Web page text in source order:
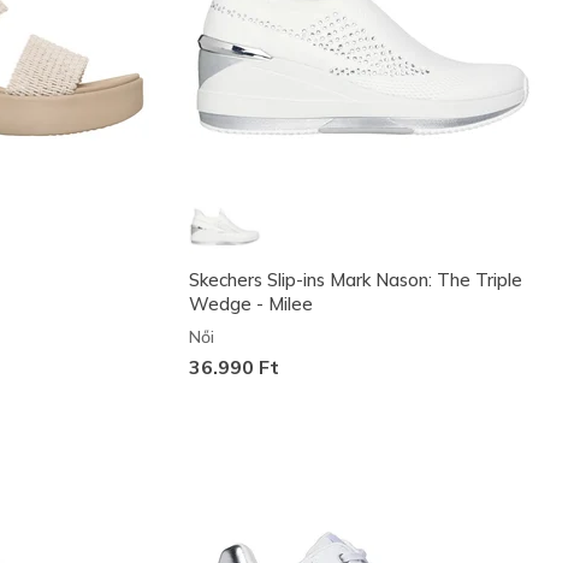
Skechers Slip-ins Mark Nason: The Triple
Wedge - Milee
Női
36.990 Ft